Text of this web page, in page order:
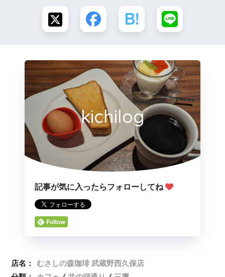
kichilog
記事が気に入ったらフォローしてね
店名：
むさしの森珈琲 武蔵野西久保店